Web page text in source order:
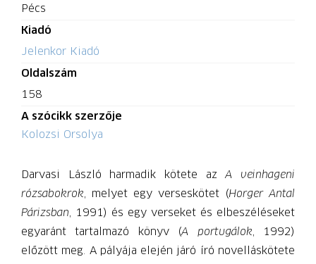
Pécs
Kiadó
Jelenkor Kiadó
Oldalszám
158
A szócikk szerzője
Kolozsi Orsolya
Darvasi László harmadik kötete azA veinhageni
rózsabokrok, melyet egy verseskötet (Horger Antal
Párizsban, 1991) és egy verseket és elbeszéléseket
egyaránt tartalmazó könyv (A portugálok, 1992)
előzött meg. A pályája elején járó író novelláskötete